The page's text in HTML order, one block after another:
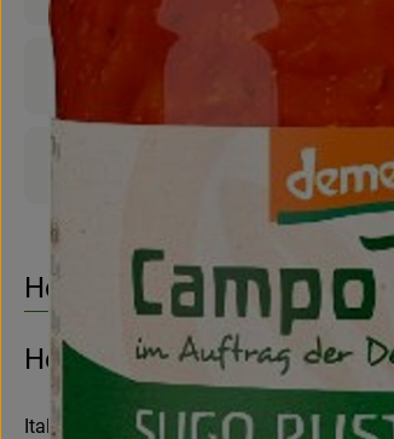
Herkunft
Hersteller: CPV
Italien